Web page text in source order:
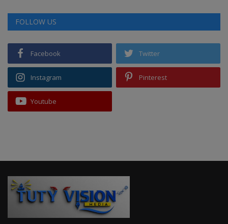
FOLLOW US
Facebook Twitter
Instagram Pinterest
Youtube